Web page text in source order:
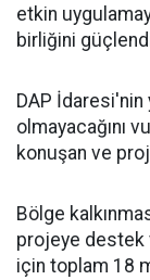
etkin
birliğini
DAP İdaresi'nin
olmayacağını
konuşan ve
Bölge
projeye destek
için toplam 18